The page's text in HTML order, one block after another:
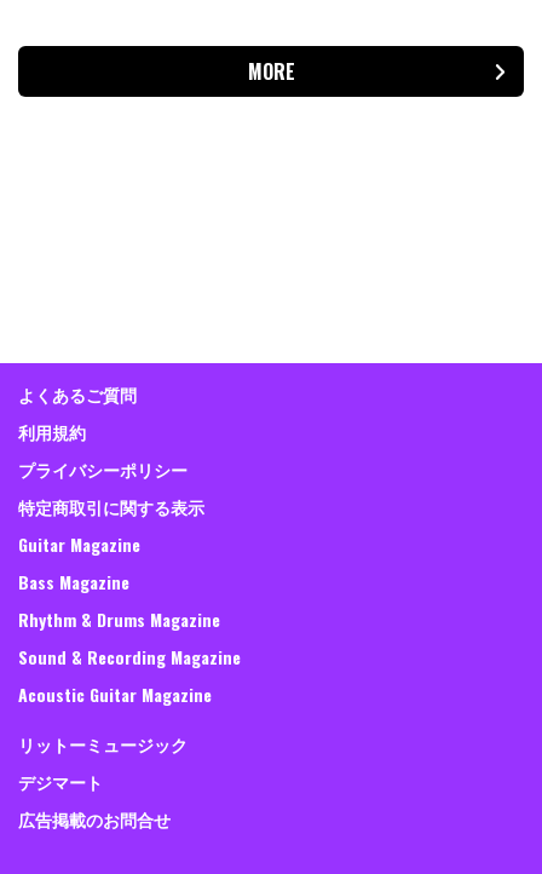
MORE
よくあるご質問
利用規約
プライバシーポリシー
特定商取引に関する表示
Guitar Magazine
Bass Magazine
Rhythm & Drums Magazine
Sound & Recording Magazine
Acoustic Guitar Magazine
リットーミュージック
デジマート
広告掲載のお問合せ